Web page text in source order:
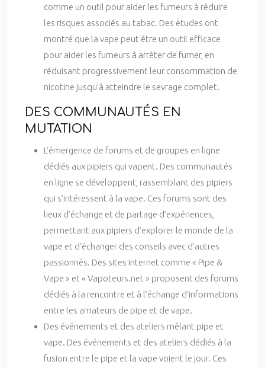
comme un outil pour aider les fumeurs à réduire
les risques associés au tabac. Des études ont
montré que la vape peut être un outil efficace
pour aider les fumeurs à arrêter de fumer, en
réduisant progressivement leur consommation de
nicotine jusqu’à atteindre le sevrage complet.
DES COMMUNAUTÉS EN
MUTATION
L’émergence de forums et de groupes en ligne
dédiés aux pipiers qui vapent. Des communautés
en ligne se développent, rassemblant des pipiers
qui s’intéressent à la vape. Ces forums sont des
lieux d’échange et de partage d’expériences,
permettant aux pipiers d’explorer le monde de la
vape et d’échanger des conseils avec d’autres
passionnés. Des sites internet comme « Pipe &
Vape » et « Vapoteurs.net » proposent des forums
dédiés à la rencontre et à l’échange d’informations
entre les amateurs de pipe et de vape.
Des événements et des ateliers mêlant pipe et
vape. Des événements et des ateliers dédiés à la
fusion entre le pipe et la vape voient le jour. Ces